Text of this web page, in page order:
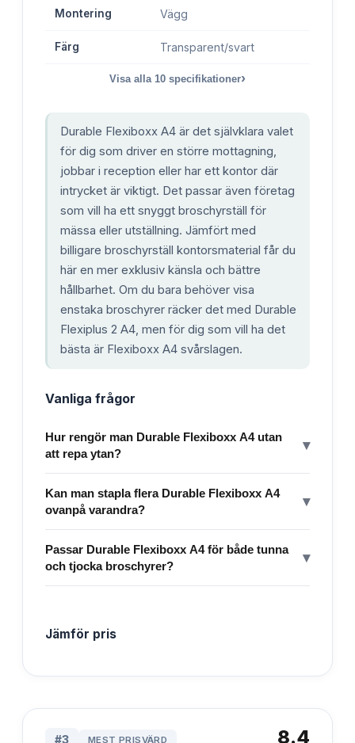
Montering Vägg
Färg Transparent/svart
Visa alla 10 specifikationer›
Durable Flexiboxx A4 är det självklara valet
för dig som driver en större mottagning,
jobbar i reception eller har ett kontor där
intrycket är viktigt. Det passar även företag
som vill ha ett snyggt broschyrställ för
mässa eller utställning. Jämfört med
billigare broschyrställ kontorsmaterial får du
här en mer exklusiv känsla och bättre
hållbarhet. Om du bara behöver visa
enstaka broschyrer räcker det med Durable
Flexiplus 2 A4, men för dig som vill ha det
bästa är Flexiboxx A4 svårslagen.
Vanliga frågor
Hur rengör man Durable Flexiboxx A4 utan
att repa ytan?
▾
Kan man stapla flera Durable Flexiboxx A4
ovanpå varandra?
▾
Passar Durable Flexiboxx A4 för både tunna
och tjocka broschyrer?
▾
Jämför pris
#3 MEST PRISVÄRD 8.4